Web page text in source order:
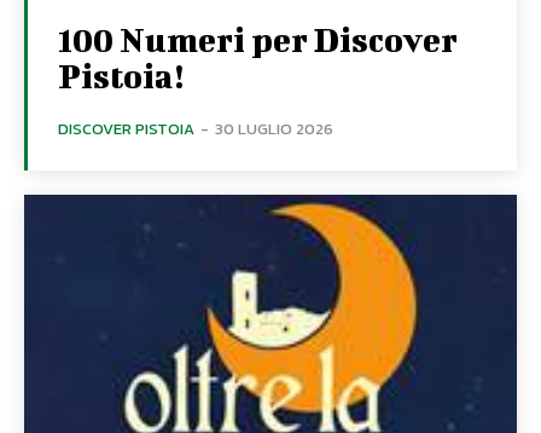
100 Numeri per Discover
Pistoia!
DISCOVER PISTOIA - 30 LUGLIO 2026